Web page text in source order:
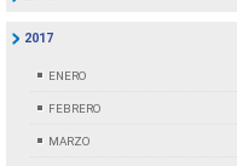
2017
ENERO
FEBRERO
MARZO